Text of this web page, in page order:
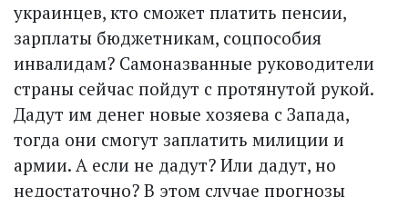
украинцев, кто сможет платить пенсии,
зарплаты бюджетникам, соцпособия
инвалидам? Самоназванные руководители
страны сейчас пойдут с протянутой рукой.
Дадут им денег новые хозяева с Запада,
тогда они смогут заплатить милиции и
армии. А если не дадут? Или дадут, но
недостаточно? В этом случае прогнозы